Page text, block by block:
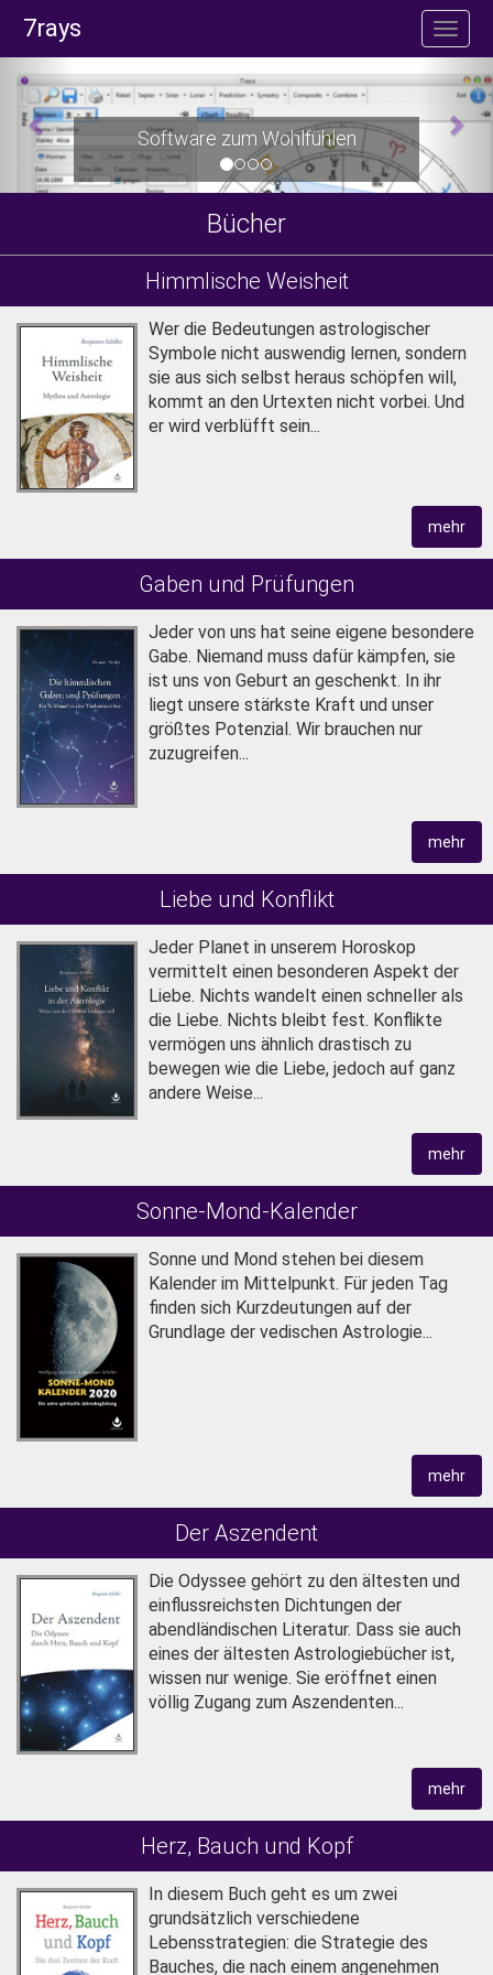
7rays
Software zum Wohlfühlen
Bücher
Himmlische Weisheit
Wer die Bedeu­tungen astro­logischer
Symbole nicht aus­wendig lernen, sondern
sie aus sich selbst heraus schöpfen will,
kommt an den Urtexten nicht vorbei. Und
er wird verblüfft sein...
mehr
Gaben und Prüfungen
Jeder von uns hat seine eigene beson­dere
Gabe. Niemand muss dafür kämpfen, sie
ist uns von Geburt an geschenkt. In ihr
liegt unsere stärkste Kraft und unser
größtes Potenzial. Wir brauchen nur
zuzugreifen...
mehr
Liebe und Konflikt
Jeder Planet in unserem Horoskop
vermittelt einen besonderen Aspekt der
Liebe. Nichts wandelt einen schneller als
die Liebe. Nichts bleibt fest. Konflikte
vermögen uns ähnlich drastisch zu
bewegen wie die Liebe, jedoch auf ganz
andere Weise...
mehr
Sonne-Mond-Kalender
Sonne und Mond stehen bei diesem
Kalender im Mittel­punkt. Für jeden Tag
finden sich Kurz­deutungen auf der
Grundlage der vedischen Astrologie...
mehr
Der Aszendent
Die Odyssee gehört zu den ältesten und
einflussreichsten Dichtungen der
abendländischen Literatur. Dass sie auch
eines der ältesten Astrologiebücher ist,
wissen nur wenige. Sie eröffnet einen
völlig Zugang zum Aszendenten...
mehr
Herz, Bauch und Kopf
In diesem Buch geht es um zwei
grundsätzlich verschiedene
Lebensstrategien: die Strategie des
Bauches, die nach einem angenehmen